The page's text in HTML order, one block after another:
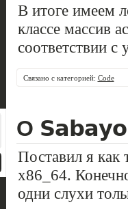
В итоге имеем
классе массив
соответствии
Связано с категорией: Code
О
Поставил я
x86_64.
одни слухи